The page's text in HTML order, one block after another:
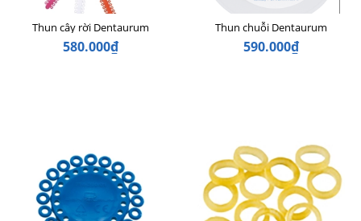
Thun cây rời Dentaurum
580.000₫
Thun chuỗi Dentaurum
590.000₫